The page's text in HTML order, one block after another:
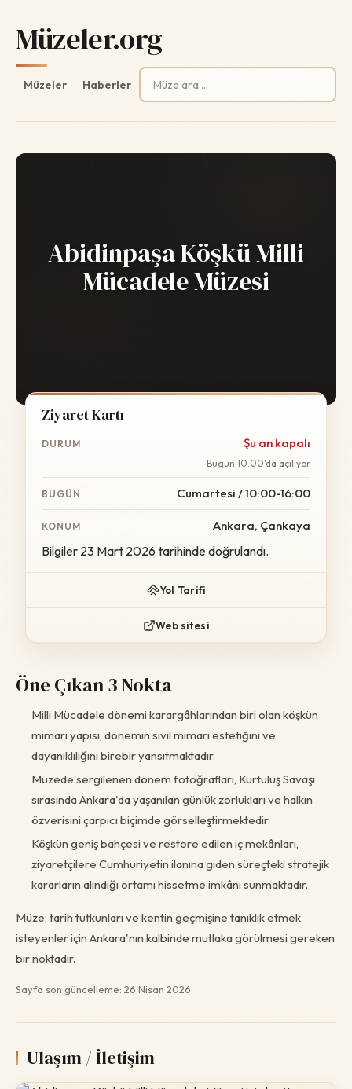
Müzeler.org
Müzeler Haberler
Arama:
Abidinpaşa Köşkü Milli
Mücadele Müzesi
Ziyaret Kartı
DURUM Şu an kapalı
Bugün 10.00'da açılıyor
BUGÜN Cumartesi / 10:00-16:00
KONUM Ankara, Çankaya
Bilgiler 23 Mart 2026 tarihinde doğrulandı.
Yol Tarifi
Web sitesi
Öne Çıkan 3 Nokta
Milli Mücadele dönemi karargâhlarından biri olan köşkün
mimari yapısı, dönemin sivil mimari estetiğini ve
dayanıklılığını birebir yansıtmaktadır.
Müzede sergilenen dönem fotoğrafları, Kurtuluş Savaşı
sırasında Ankara'da yaşanılan günlük zorlukları ve halkın
özverisini çarpıcı biçimde görselleştirmektedir.
Köşkün geniş bahçesi ve restore edilen iç mekânları,
ziyaretçilere Cumhuriyetin ilanına giden süreçteki stratejik
kararların alındığı ortamı hissetme imkânı sunmaktadır.
Müze, tarih tutkunları ve kentin geçmişine tanıklık etmek
isteyenler için Ankara'nın kalbinde mutlaka görülmesi gereken
bir noktadır.
Sayfa son güncelleme: 26 Nisan 2026
Ulaşım / İletişim